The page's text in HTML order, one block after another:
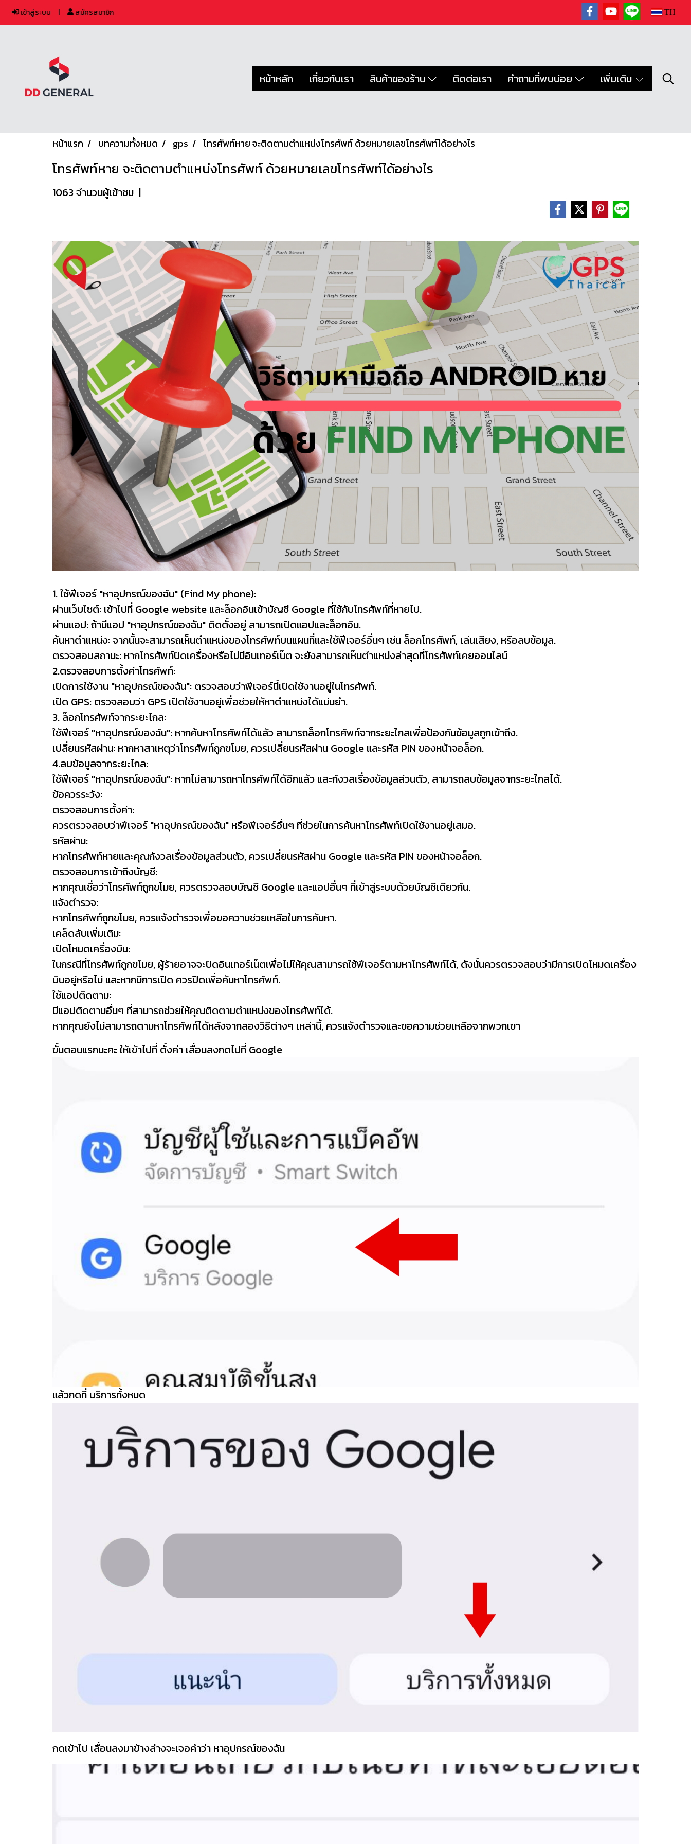
เข้าสู่ระบบ สมัครสมาชิก TH
หน้าหลัก เกี่ยวกับเรา สินค้าของร้าน ติดต่อเรา คำถามที่พบบ่อย เพิ่มเติม
หน้าแรก บทความทั้งหมด gps โทรศัพท์หาย จะติดตามตำแหน่งโทรศัพท์ ด้วยหมายเลขโทรศัพท์ได้อย่างไร
โทรศัพท์หาย จะติดตามตำแหน่งโทรศัพท์ ด้วยหมายเลขโทรศัพท์ได้อย่างไร
1063 จำนวนผู้เข้าชม |
1. ใช้ฟีเจอร์ "หาอุปกรณ์ของฉัน" (Find My phone):
ผ่านเว็บไซต์: เข้าไปที่ Google website และล็อกอินเข้าบัญชี Google ที่ใช้กับโทรศัพท์ที่หายไป.
ผ่านแอป: ถ้ามีแอป "หาอุปกรณ์ของฉัน" ติดตั้งอยู่ สามารถเปิดแอปและล็อกอิน.
ค้นหาตำแหน่ง: จากนั้นจะสามารถเห็นตำแหน่งของโทรศัพท์บนแผนที่และใช้ฟีเจอร์อื่นๆ เช่น ล็อกโทรศัพท์, เล่นเสียง, หรือลบข้อมูล.
ตรวจสอบสถานะ: หากโทรศัพท์ปิดเครื่องหรือไม่มีอินเทอร์เน็ต จะยังสามารถเห็นตำแหน่งล่าสุดที่โทรศัพท์เคยออนไลน์
2.ตรวจสอบการตั้งค่าโทรศัพท์:
เปิดการใช้งาน "หาอุปกรณ์ของฉัน": ตรวจสอบว่าฟีเจอร์นี้เปิดใช้งานอยู่ในโทรศัพท์.
เปิด GPS: ตรวจสอบว่า GPS เปิดใช้งานอยู่เพื่อช่วยให้หาตำแหน่งได้แม่นยำ.
3. ล็อกโทรศัพท์จากระยะไกล:
ใช้ฟีเจอร์ "หาอุปกรณ์ของฉัน": หากค้นหาโทรศัพท์ได้แล้ว สามารถล็อกโทรศัพท์จากระยะไกลเพื่อป้องกันข้อมูลถูกเข้าถึง.
เปลี่ยนรหัสผ่าน: หากหาสาเหตุว่าโทรศัพท์ถูกขโมย, ควรเปลี่ยนรหัสผ่าน Google และรหัส PIN ของหน้าจอล็อก.
4.ลบข้อมูลจากระยะไกล:
ใช้ฟีเจอร์ "หาอุปกรณ์ของฉัน": หากไม่สามารถหาโทรศัพท์ได้อีกแล้ว และกังวลเรื่องข้อมูลส่วนตัว, สามารถลบข้อมูลจากระยะไกลได้.
ข้อควรระวัง:
ตรวจสอบการตั้งค่า:
ควรตรวจสอบว่าฟีเจอร์ "หาอุปกรณ์ของฉัน" หรือฟีเจอร์อื่นๆ ที่ช่วยในการค้นหาโทรศัพท์เปิดใช้งานอยู่เสมอ.
รหัสผ่าน:
หากโทรศัพท์หายและคุณกังวลเรื่องข้อมูลส่วนตัว, ควรเปลี่ยนรหัสผ่าน Google และรหัส PIN ของหน้าจอล็อก.
ตรวจสอบการเข้าถึงบัญชี:
หากคุณเชื่อว่าโทรศัพท์ถูกขโมย, ควรตรวจสอบบัญชี Google และแอปอื่นๆ ที่เข้าสู่ระบบด้วยบัญชีเดียวกัน.
แจ้งตำรวจ:
หากโทรศัพท์ถูกขโมย, ควรแจ้งตำรวจเพื่อขอความช่วยเหลือในการค้นหา.
เคล็ดลับเพิ่มเติม:
เปิดโหมดเครื่องบิน:
ในกรณีที่โทรศัพท์ถูกขโมย, ผู้ร้ายอาจจะปิดอินเทอร์เน็ตเพื่อไม่ให้คุณสามารถใช้ฟีเจอร์ตามหาโทรศัพท์ได้, ดังนั้นควรตรวจสอบว่ามีการเปิดโหมดเครื่อง
บินอยู่หรือไม่ และหากมีการเปิด ควรปิดเพื่อค้นหาโทรศัพท์.
ใช้แอปติดตาม:
มีแอปติดตามอื่นๆ ที่สามารถช่วยให้คุณติดตามตำแหน่งของโทรศัพท์ได้.
หากคุณยังไม่สามารถตามหาโทรศัพท์ได้หลังจากลองวิธีต่างๆ เหล่านี้, ควรแจ้งตำรวจและขอความช่วยเหลือจากพวกเขา
ขั้นตอนแรกนะคะ ให้เข้าไปที่ ตั้งค่า เลื่อนลงกดไปที่ Google
แล้วกดที่ บริการทั้งหมด
กดเข้าไป เลื่อนลงมาข้างล่างจะเจอคำว่า หาอุปกรณ์ของฉัน